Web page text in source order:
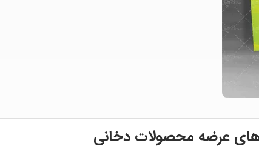
عرضه محصولات دخانی